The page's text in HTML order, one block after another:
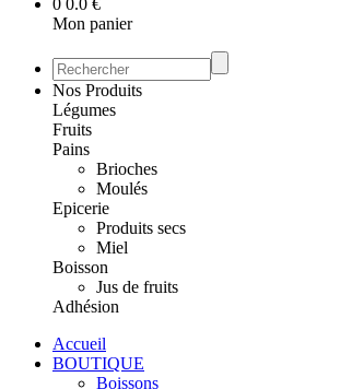
0 0.0 €
Mon panier
Nos Produits
Légumes
Fruits
Pains
Brioches
Moulés
Epicerie
Produits secs
Miel
Boisson
Jus de fruits
Adhésion
Accueil
BOUTIQUE
Boissons